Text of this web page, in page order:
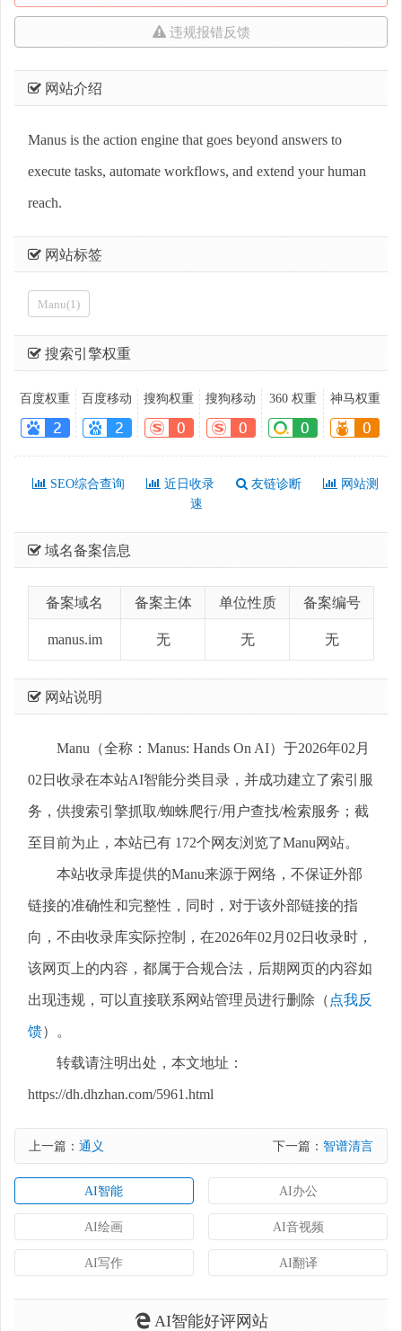
违规报错反馈
网站介绍
Manus is the action engine that goes beyond answers to
execute tasks, automate workflows, and extend your human
reach.
网站标签
Manu(1)
搜索引擎权重
百度权重 百度移动 搜狗权重 搜狗移动 360 权重 神马权重
SEO综合查询 近日收录 友链诊断
网站测
速
域名备案信息
备案域名 备案主体 单位性质 备案编号
manus.im 无 无 无
网站说明
Manu（全称：Manus: Hands On AI）于2026年02月
02日收录在本站AI智能分类目录，并成功建立了索引服
务，供搜索引擎抓取/蜘蛛爬行/用户查找/检索服务；截
至目前为止，本站已有 172个网友浏览了Manu网站。
本站收录库提供的Manu来源于网络，不保证外部
链接的准确性和完整性，同时，对于该外部链接的指
向，不由收录库实际控制，在2026年02月02日收录时，
该网页上的内容，都属于合规合法，后期网页的内容如
出现违规，可以直接联系网站管理员进行删除（ 点我反
馈）。
转载请注明出处，本文地址：
https://dh.dhzhan.com/5961.html
上一篇： 通义 下一篇： 智谱清言
AI智能 AI办公
AI绘画 AI音视频
AI写作 AI翻译
AI智能好评网站